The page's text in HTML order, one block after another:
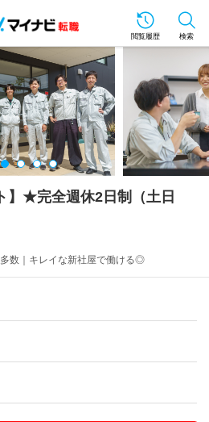
閲覧履歴 検索
】★完全週休2日制（土日
数｜キレイな新社屋で働ける◎